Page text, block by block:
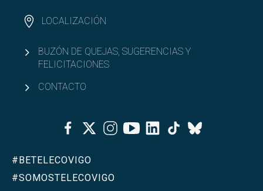
LOCALIZACIÓN
BUZÓN DE QUEJAS, SUGERENCIAS Y
FELICITACIONES
CONTACTO
FacebookTwitterInstagramYoutubeLinkedinTiktok
Bluesky
#BETELECOVIGO
#SOMOSTELECOVIGO